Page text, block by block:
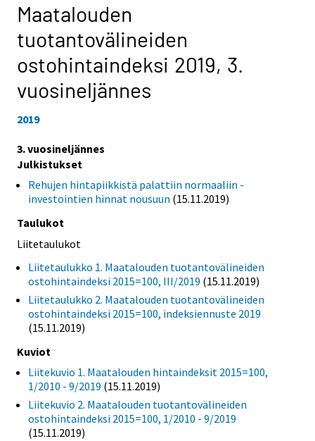
Maatalouden
tuotantovälineiden
ostohintaindeksi 2019, 3.
vuosineljännes
2019
3. vuosineljännes
Julkistukset
Rehujen hintapiikkistä palattiin normaaliin -
investointien hinnat nousuun (15.11.2019)
Taulukot
Liitetaulukot
Liitetaulukko 1. Maatalouden tuotantovälineiden
ostohintaindeksi 2015=100, III/2019 (15.11.2019)
Liitetaulukko 2. Maatalouden tuotantovälineiden
ostohintaindeksi 2015=100, indeksiennuste 2019
(15.11.2019)
Kuviot
Liitekuvio 1. Maatalouden hintaindeksit 2015=100,
1/2010 - 9/2019 (15.11.2019)
Liitekuvio 2. Maatalouden tuotantovälineiden
ostohintaindeksi 2015=100, 1/2010 - 9/2019
(15.11.2019)